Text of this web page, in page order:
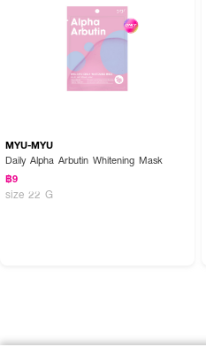
MYU-MYU
Daily Alpha Arbutin Whitening Mask
฿9
size 22 G